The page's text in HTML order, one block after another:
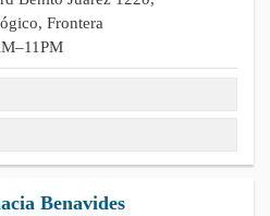
Frontera
Benavides